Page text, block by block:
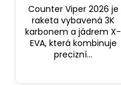
Counter Viper 2026 je
raketa vybavená 3K
karbonem a jádrem X-
EVA, která kombinuje
precizní...